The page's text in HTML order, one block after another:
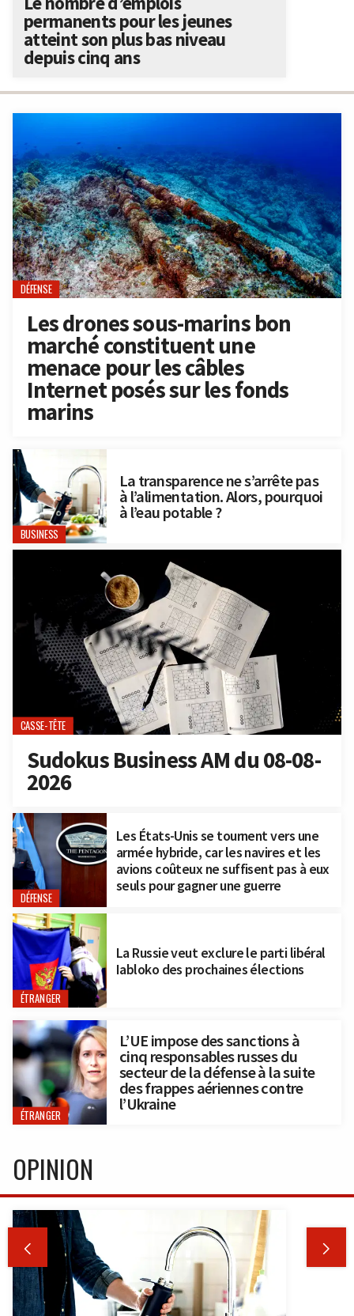
DÉFENSE
Les drones sous-marins bon
marché constituent une
menace pour les câbles
Internet posés sur les fonds
marins
BUSINESS
La transparence ne s’arrête pas
à l’alimentation. Alors, pourquoi
à l’eau potable ?
CASSE-TÊTE
Sudokus Business AM du 08-08-
2026
DÉFENSE
Les États-Unis se tournent vers une
armée hybride, car les navires et les
avions coûteux ne suffisent pas à eux
seuls pour gagner une guerre
ÉTRANGER
La Russie veut exclure le parti libéral
Iabloko des prochaines élections
ÉTRANGER
L’UE impose des sanctions à
cinq responsables russes du
secteur de la défense à la suite
des frappes aériennes contre
l’Ukraine
permanents pour les jeunes
atteint son plus bas niveau
depuis cinq ans
OPINION
 